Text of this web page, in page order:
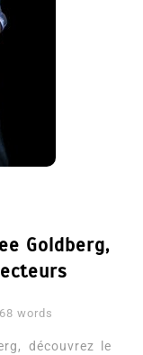
Goldberg,
words
découvrez le